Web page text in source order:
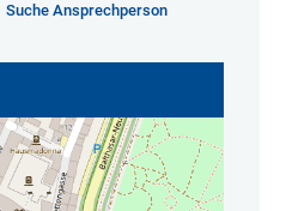
Suche Ansprechperson